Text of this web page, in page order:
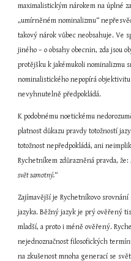
maximalistickým nárokem na úplné
„umírněném nominalizmu“
takový nárok vůbec neobsahuje. Ve
jiného – o obsahy obecnin, zda jsou
protějšku k jakémukoli nominalizmu
nominalistického nepopírá
nevyhnutelně předpokládá.
K podobnému noetickému
platnost důkazu pravdy totožností
totožnost nepředpokládá, ani
Rychetníkem zdůrazněná pravda, že:
svět samotný.“
Zajímavější je Rychetníkovo
jazyka. Běžný jazyk je prý ověřený
mladší, a proto i méně ověřený.
nejednoznačnost filosofických
na zkušenost mnoha generací se